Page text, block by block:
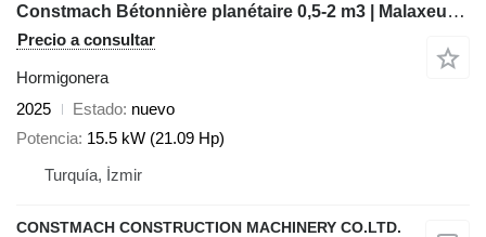
Constmach Bétonnière planétaire 0,5-2 m3 | Malaxeur Planétaire
Precio a consultar
Hormigonera
2025
Estado nuevo
Potencia 15.5 kW (21.09 Hp)
Turquía, İzmir
CONSTMACH CONSTRUCTION MACHINERY CO.LTD.